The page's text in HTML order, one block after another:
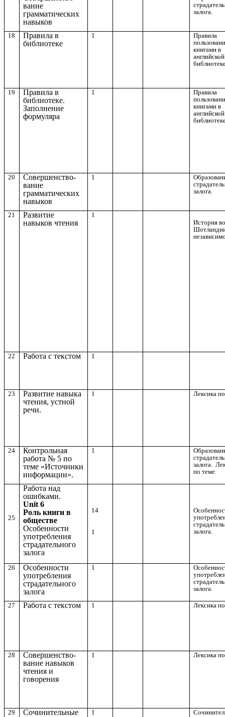
вание
грамматических
навыков
залога.
18
Правила в
библиотеке
1
Правила
книгами в
английской
19
Правила в
библиотеке.
Заполнение
формуляра
1
Правила
книгами в
английской
20
Совершенство-
вание
грамматических
навыков
1
залога.
21
Развитие
навыков чтения
1
История
22 Работа с текстом 1
23
Развитие навыка
чтения, устной
речи.
1 Лексика
24
Контрольная
работа № 5 по
теме «Источники
информации».
1
залога.
по теме.
25
Работа над
ошибками.
Unit 6
Роль книги в
обществе
Особенности
употребления
страдательного
залога
14
1
залога.
26
Особенности
употребления
страдательного
залога
1
залога.
27 Работа с текстом 1 Лексика
28
Совершенство-
вание навыков
чтения и
говорения
1 Лексика
29
Сочинительные
1